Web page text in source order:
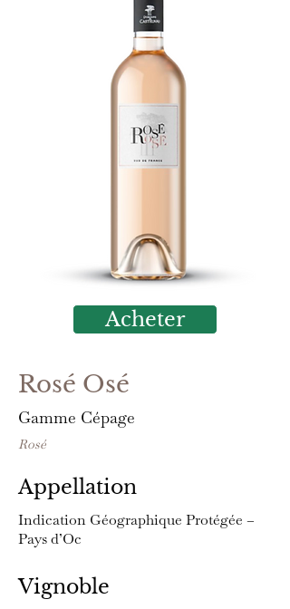
Acheter
Rosé Osé
Gamme Cépage
Rosé
Appellation
Indication Géographique Protégée –
Pays d’Oc
Vignoble